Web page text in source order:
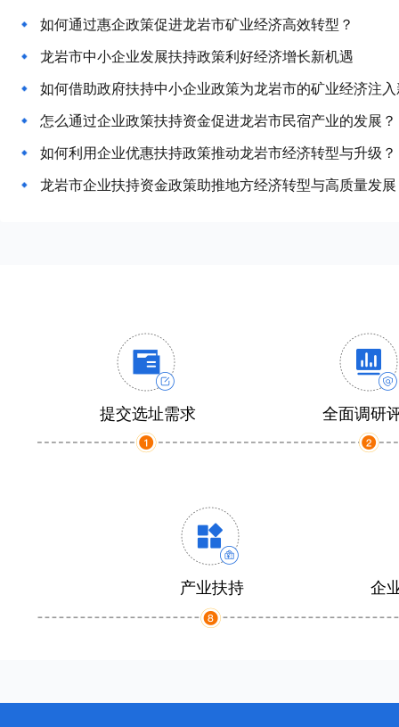
如何通过惠企政策促进龙岩市矿业经济高效转型？
龙岩市中小企业发展扶持政策利好经济增长新机遇
如何借助政府扶持中小企业政策为龙岩市的矿业经济注
怎么通过企业政策扶持资金促进龙岩市民宿产业的发展？
如何利用企业优惠扶持政策推动龙岩市经济转型与升级？
龙岩市企业扶持资金政策助推地方经济转型与高质量发展
提交选址需求 全面调研
产业扶持 企